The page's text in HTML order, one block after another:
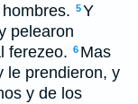
5Y
pelearon
ferezeo. 6 Mas
le prendieron, y
y de los